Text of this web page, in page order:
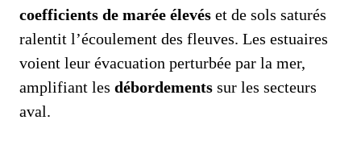
coefficients de marée élevés et de sols saturés
ralentit l’écoulement des fleuves. Les estuaires
voient leur évacuation perturbée par la mer,
amplifiant les débordements sur les secteurs
aval.